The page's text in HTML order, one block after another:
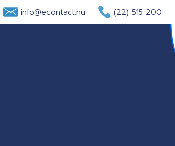
info@econtact.hu (22) 515 200